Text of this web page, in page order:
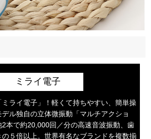
ミライ電子
ライ電子」！軽くて持ちやすい、簡単操
ル独自の立体微振動「マルチアクショ
2本で約20,000回／分の高速音波振動、歯
５倍以上。世界有名なブランドを複数揃